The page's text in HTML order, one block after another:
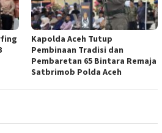
Kapolda Aceh Tutup
Pembinaan Tradisi dan
Pembaretan 65 Bintara Remaja
Satbrimob Polda Aceh